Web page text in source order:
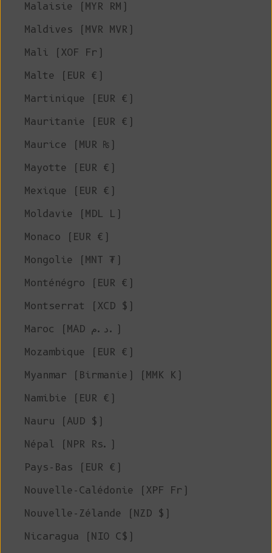
Malaisie (MYR RM)
Maldives (MVR MVR)
Mali (XOF Fr)
Malte (EUR €)
Martinique (EUR €)
Mauritanie (EUR €)
Maurice (MUR ₨)
Mayotte (EUR €)
Mexique (EUR €)
Moldavie (MDL L)
Monaco (EUR €)
Mongolie (MNT ₮)
Monténégro (EUR €)
Montserrat (XCD $)
Maroc (MAD د.م.)
Mozambique (EUR €)
Myanmar (Birmanie) (MMK K)
Namibie (EUR €)
Nauru (AUD $)
Népal (NPR Rs.)
Pays-Bas (EUR €)
Nouvelle-Calédonie (XPF Fr)
Nouvelle-Zélande (NZD $)
Nicaragua (NIO C$)